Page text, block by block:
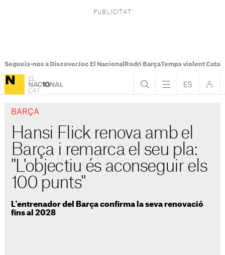
Segueix-nos a DiscoverJoc El Nacional Rodri BarçaTemps violent
BARÇA
Hansi Flick renova amb el
Barça i remarca el seu pla:
"L'objectiu és aconseguir els
100 punts"
L'entrenador del Barça confirma la seva renovació
fins al 2028